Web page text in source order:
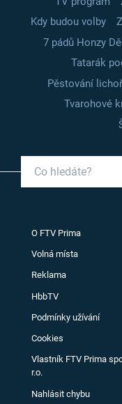
Kdy budou volby
7 pádů Honzy
Tatarák
Pěstování
Tvarohové
O FTV Prima
Volná místa
Reklama
HbbTV
Podmínky užívání
Cookies
Vlastník FTV Prima
r.o.
Nahlásit chybu